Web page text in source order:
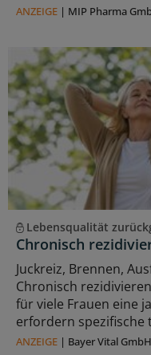
ANZEIGE | MIP Pharma
Lebensqualität
Chronisch
Juckreiz, Brennen,
Chronisch
für viele Frauen eine
erfordern spezifische
ANZEIGE | Bayer Vital GmbH